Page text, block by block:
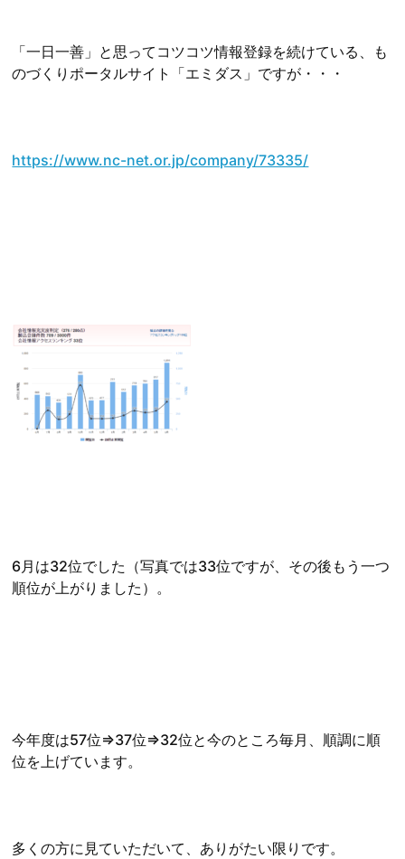
「一日一善」と思ってコツコツ情報登録を続けている、も
のづくりポータルサイト「エミダス」ですが・・・
https://www.nc-net.or.jp/company/73335/
6月は32位でした（写真では33位ですが、その後もう一つ
順位が上がりました）。
今年度は57位⇒37位⇒32位と今のところ毎月、順調に順
位を上げています。
多くの方に見ていただいて、ありがたい限りです。